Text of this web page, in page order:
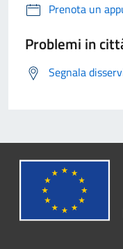
Prenota un
Problemi in
Segnala